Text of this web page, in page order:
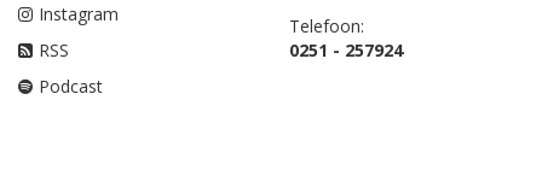
Instagram
RSS
Podcast
Telefoon:
0251 - 257924